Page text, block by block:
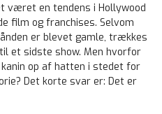
været en tendens i Hollywood
film og franchises. Selvom
er blevet gamle, trækkes
et sidste show. Men hvorfor
op af hatten i stedet for
Det korte svar er: Det er